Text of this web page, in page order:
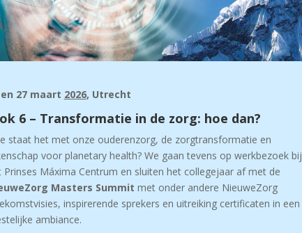
en 27 maart 2026, Utrecht
6 – Transformatie in de zorg: hoe dan?
staat het met onze ouderenzorg, de zorgtransformatie en
voor planetary health? We gaan tevens op werkbezoek bij
Prinses Máxima Centrum en sluiten het collegejaar af met de
Masters Summit met onder andere NieuweZorg
inspirerende sprekers en uitreiking certificaten in een
ambiance.